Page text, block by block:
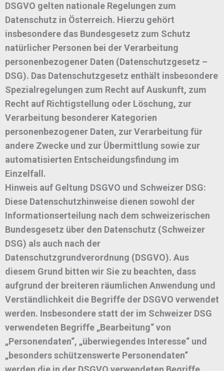
DSGVO gelten nationale Regelungen zum
Datenschutz in Österreich. Hierzu gehört
insbesondere das Bundesgesetz zum Schutz
natürlicher Personen bei der Verarbeitung
personenbezogener Daten (Datenschutzgesetz –
DSG). Das Datenschutzgesetz enthält insbesondere
Spezialregelungen zum Recht auf Auskunft, zum
Recht auf Richtigstellung oder Löschung, zur
Verarbeitung besonderer Kategorien
personenbezogener Daten, zur Verarbeitung für
andere Zwecke und zur Übermittlung sowie zur
automatisierten Entscheidungsfindung im
Einzelfall.
Hinweis auf Geltung DSGVO und Schweizer DSG:
Diese Datenschutzhinweise dienen sowohl der
Informationserteilung nach dem schweizerischen
Bundesgesetz über den Datenschutz (Schweizer
DSG) als auch nach der
Datenschutzgrundverordnung (DSGVO). Aus
diesem Grund bitten wir Sie zu beachten, dass
aufgrund der breiteren räumlichen Anwendung und
Verständlichkeit die Begriffe der DSGVO verwendet
werden. Insbesondere statt der im Schweizer DSG
verwendeten Begriffe „Bearbeitung“ von
„Personendaten“, „überwiegendes Interesse“ und
„besonders schützenswerte Personendaten“